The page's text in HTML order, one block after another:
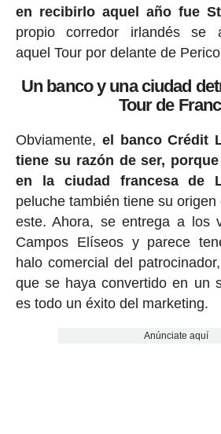
en recibirlo aquel año fue
propio corredor irlandés se
aquel Tour por delante de
Un banco y una ciudad
Tour de
Obviamente, el banco Crédit
tiene su razón de ser,
en la ciudad francesa de
peluche también tiene su
este. Ahora, se entrega a los
Campos Elíseos y parece
halo comercial del
que se haya convertido en un
es todo un éxito del marketing.
Anúnciate aquí